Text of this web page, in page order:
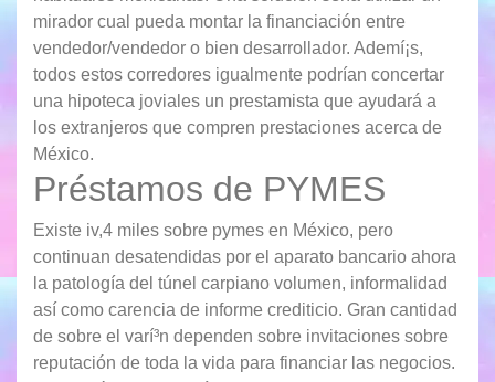
mirador cual pueda montar la financiación entre
vendedor/vendedor o bien desarrollador. Ademí¡s,
todos estos corredores igualmente podrían concertar
una hipoteca joviales un prestamista que ayudará a
los extranjeros que compren prestaciones acerca de
México.
Préstamos de PYMES
Existe iv,4 miles sobre pymes en México, pero
continuan desatendidas por el aparato bancario ahora
la patologí­a del túnel carpiano volumen, informalidad
así­ como carencia de informe crediticio. Gran cantidad
de sobre el varí³n dependen sobre invitaciones sobre
reputación de toda la vida para financiar las negocios.